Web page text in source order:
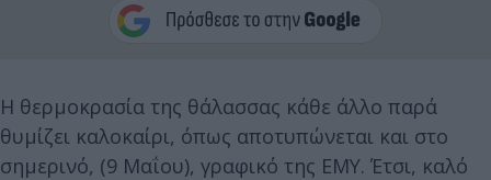
Η θερμοκρασία της θάλασσας κάθε άλλο παρά
θυμίζει καλοκαίρι, όπως αποτυπώνεται και στο
σημερινό, (9 Μαΐου), γραφικό της ΕΜΥ. Έτσι, καλό